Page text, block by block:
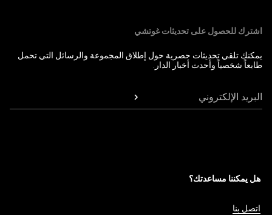
اشترك للحصول على تحديثات غوتشي
يمكنك تلقي تحديثات حصرية حول إطلاق المجموعة والرسائل التي تحمل
طابعاً شخصياً وأحدث أخبار الدار.
البريد الإلكتروني
هل يمكننا مساعدتك؟
اتصل بنا